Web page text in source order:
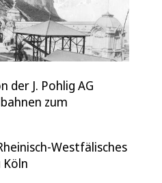
der J. Pohlig AG
zum
Westfälisches